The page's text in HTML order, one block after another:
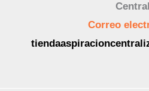
Correo